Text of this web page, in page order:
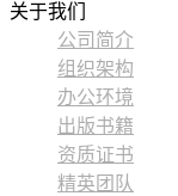
关于我们
公司简介
组织架构
办公环境
出版书籍
资质证书
精英团队